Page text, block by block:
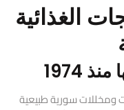
الغذائية
1974
ومخللات سورية طبيعية